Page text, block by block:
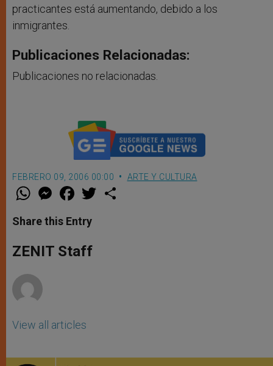
practicantes está aumentando, debido a los
inmigrantes.
Publicaciones Relacionadas:
Publicaciones no relacionadas.
FEBRERO 09, 2006 00:00 ARTE Y CULTURA
W
t
s
p
p
M
e
s
e
g
e
F
a
e
b
o
k
w
Share this Entry
ZENIT Staff
View all articles